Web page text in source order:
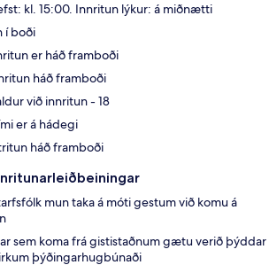
kl. 15:00. Innritun lýkur: á miðnætti
í boði
er háð framboði
háð framboði
við innritun - 18
er á hádegi
háð framboði
mun taka á móti gestum við komu á
sem koma frá gististaðnum gætu verið þýddar
þýðingarhugbúnaði